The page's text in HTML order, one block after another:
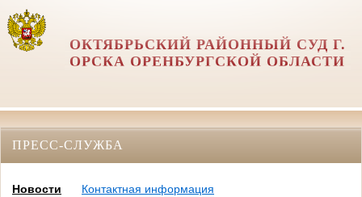
ОКТЯБРЬСКИЙ РАЙОННЫЙ СУД Г.
ОРСКА ОРЕНБУРГСКОЙ ОБЛАСТИ
ПРЕСС-СЛУЖБА
Новости
Контактная информация